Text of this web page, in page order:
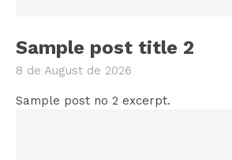
Sample post title 2
8 de August de 2026
Sample post no 2 excerpt.